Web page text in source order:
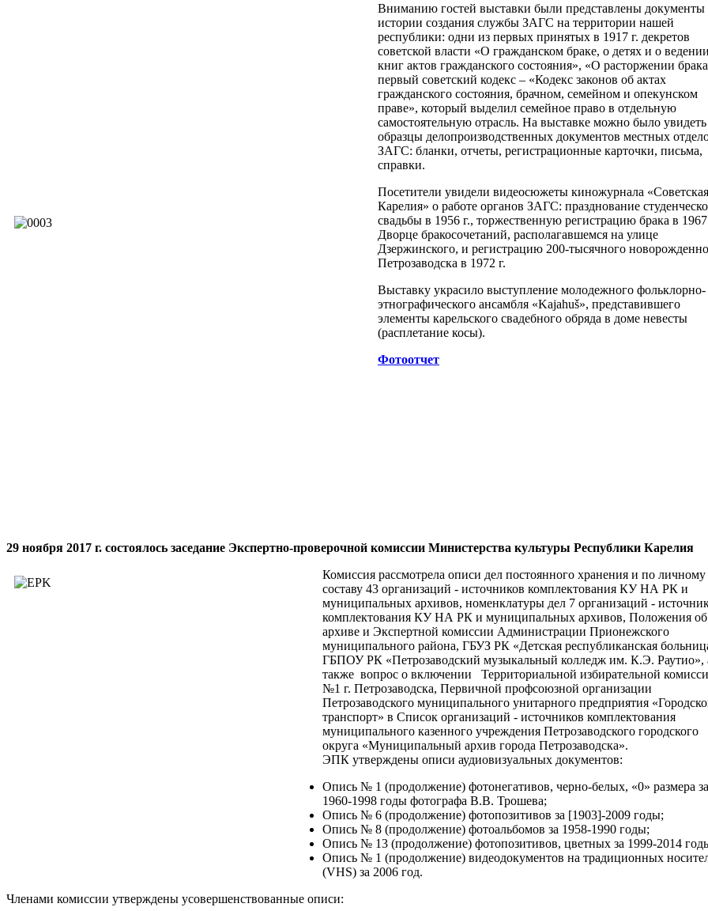
Вниманию гостей выставки были представлены документы
истории создания службы ЗАГС на территории нашей
республики: одни из первых принятых в 1917 г. декретов
советской власти «О гражданском браке, о детях и о ведении
книг актов гражданского состояния», «О расторжении
первый советский кодекс – «Кодекс законов об актах
гражданского состояния, брачном, семейном и опекунском
праве», который выделил семейное право в отдельную
самостоятельную отрасль. На выставке можно было увидеть
образцы делопроизводственных документов местных
ЗАГС: бланки, отчеты, регистрационные карточки, письма,
справки.
Посетители увидели видеосюжеты киножурнала «Советская
Карелия» о работе органов ЗАГС: празднование
свадьбы в 1956 г., торжественную регистрацию брака в 1967
Дворце бракосочетаний, располагавшемся на улице
Дзержинского, и регистрацию 200-тысячного
Петрозаводска в 1972 г.
Выставку украсило выступление молодежного фольклорно-
этнографического ансамбля «Kajahuš», представившего
элементы карельского свадебного обряда в доме невесты
(расплетание косы).
Фотоотчет
29 ноября 2017 г. состоялось заседание Экспертно-проверочной комиссии Министерства культуры Республики Карелия
Комиссия рассмотрела описи дел постоянного хранения и по личному
составу 43 организаций - источников комплектования КУ НА РК и
муниципальных архивов, номенклатуры дел 7 организаций -
комплектования КУ НА РК и муниципальных архивов, Положения об
архиве и Экспертной комиссии Администрации Прионежского
муниципального района, ГБУЗ РК «Детская республиканская
ГБПОУ РК «Петрозаводский музыкальный колледж им. К.Э. Раутио»,
также вопрос о включении Территориальной избирательной
№1 г. Петрозаводска, Первичной профсоюзной организации
Петрозаводского муниципального унитарного предприятия
транспорт» в Список организаций - источников комплектования
муниципального казенного учреждения Петрозаводского городского
округа «Муниципальный архив города Петрозаводска».
ЭПК утверждены описи аудиовизуальных документов:
Опись № 1 (продолжение) фотонегативов, черно-белых, «0» размера за
1960-1998 годы фотографа В.В. Трошева;
Опись № 6 (продолжение) фотопозитивов за [1903]-2009 годы;
Опись № 8 (продолжение) фотоальбомов за 1958-1990 годы;
Опись № 13 (продолжение) фотопозитивов, цветных за 1999-2014
Опись № 1 (продолжение) видеодокументов на традиционных
(VHS) за 2006 год.
Членами комиссии утверждены усовершенствованные описи: